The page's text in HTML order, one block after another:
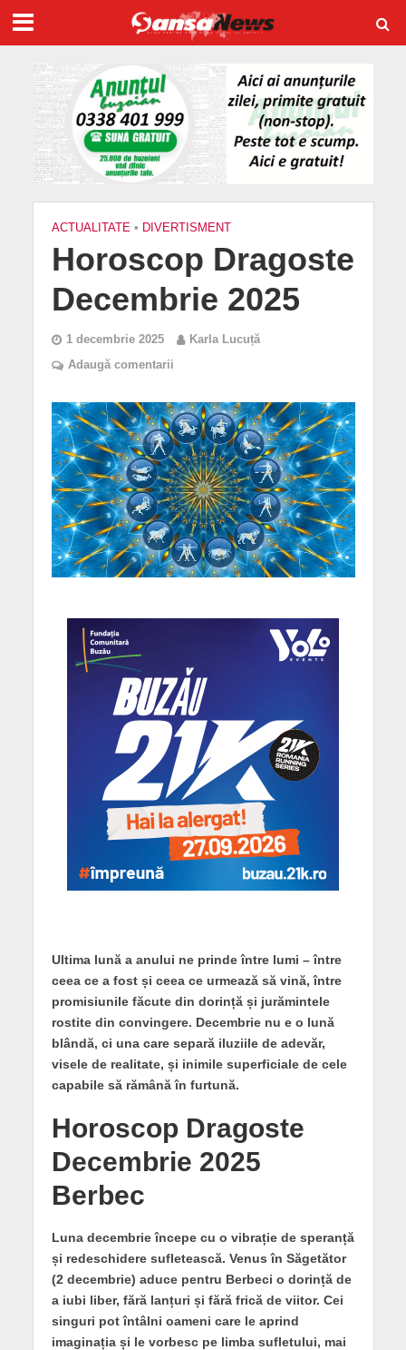
ACTUALITATE • DIVERTISMENT
Horoscop Dragoste
Decembrie 2025
1 decembrie 2025
Karla Lucuță
Adaugă comentarii
Ultima lună a anului ne prinde între lumi – între
ceea ce a fost și ceea ce urmează să vină, între
promisiunile făcute din dorință și jurămintele
rostite din convingere. Decembrie nu e o lună
blândă, ci una care separă iluziile de adevăr,
visele de realitate, și inimile superficiale de cele
capabile să rămână în furtună.
Horoscop Dragoste
Decembrie 2025
Berbec
Luna decembrie începe cu o vibrație de speranță
și redeschidere sufletească. Venus în Săgetător
(2 decembrie) aduce pentru Berbeci o dorință de
a iubi liber, fără lanțuri și fără frică de viitor. Cei
singuri pot întâlni oameni care le aprind
imaginația și le vorbesc pe limba sufletului, mai